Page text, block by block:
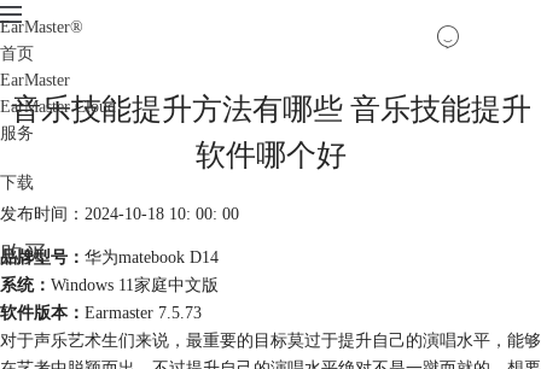
EarMaster®
首页
EarMaster
EarMaster Cloud
服务
下载
购买
音乐技能提升方法有哪些 音乐技能提升
软件哪个好
发布时间：2024-10-18 10: 00: 00
品牌型号： 华为matebook D14
系统： Windows 11家庭中文版
软件版本： Earmaster 7.5.73
对于声乐艺术生们来说，最重要的目标莫过于提升自己的演唱水平，能够